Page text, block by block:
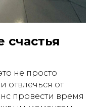
счастья
не просто
отвлечься от
провести время